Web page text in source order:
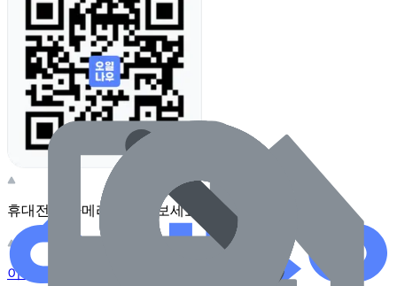
휴대전화 카메라로 찍어보세요
이 주유소의 사장님이신가요?